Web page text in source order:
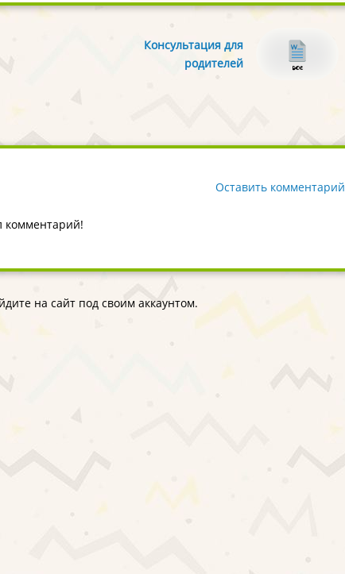
Консультация для
родителей
Оставить комментарий
комментарий!
на сайт под своим аккаунтом.